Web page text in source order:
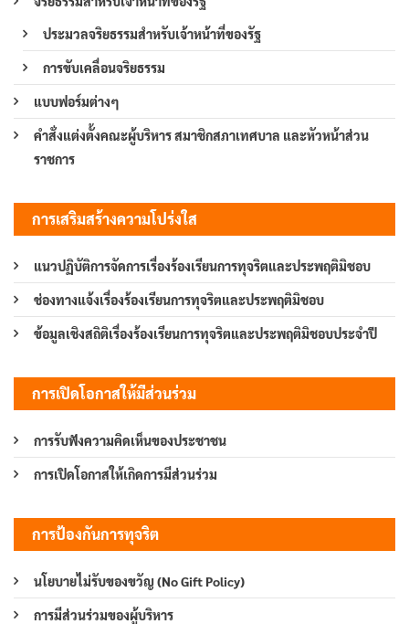
ประมวลจริยธรรมสำหรับเจ้าหน้าที่ของรัฐ
การขับเคลื่อนจริยธรรม
แบบฟอร์มต่างๆ
คำสั่งแต่งตั้งคณะผู้บริหาร สมาชิกสภาเทศบาล และหัวหน้าส่วน
ราชการ
การเสริมสร้างความโปร่งใส
แนวปฏิบัติการจัดการเรื่องร้องเรียนการทุจริตและประพฤติมิชอบ
ช่องทางแจ้งเรื่องร้องเรียนการทุจริตและประพฤติมิชอบ
ข้อมูลเชิงสถิติเรื่องร้องเรียนการทุจริตและประพฤติมิชอบประจำปี
การเปิดโอกาสให้มีส่วนร่วม
การรับฟังความคิดเห็นของประชาชน
การเปิดโอกาสให้เกิดการมีส่วนร่วม
การป้องกันการทุจริต
นโยบายไม่รับของขวัญ (No Gift Policy)
การมีส่วนร่วมของผู้บริหาร